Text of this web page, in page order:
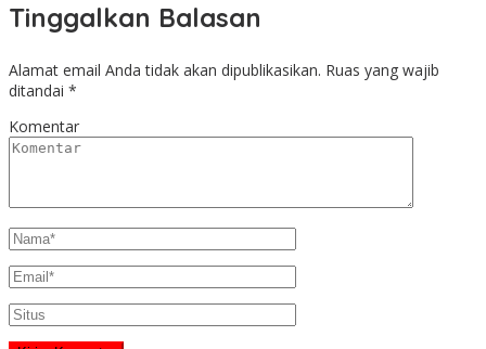
Tinggalkan Balasan
Alamat email Anda tidak akan dipublikasikan. Ruas yang wajib
ditandai *
Komentar